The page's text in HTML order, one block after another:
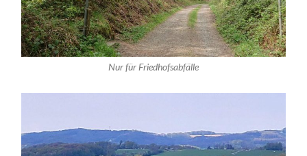
Nur für Friedhofsabfälle